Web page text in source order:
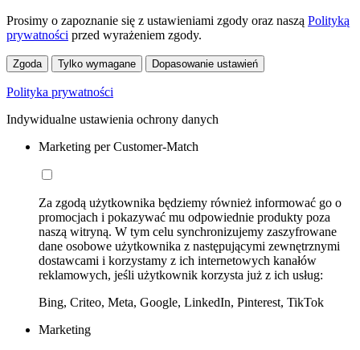
Prosimy o zapoznanie się z ustawieniami zgody oraz naszą Polityką
prywatności przed wyrażeniem zgody.
Zgoda Tylko wymagane Dopasowanie ustawień
Polityka prywatności
Indywidualne ustawienia ochrony danych
Marketing per Customer-Match
Za zgodą użytkownika będziemy również informować go o
promocjach i pokazywać mu odpowiednie produkty poza
naszą witryną. W tym celu synchronizujemy zaszyfrowane
dane osobowe użytkownika z następującymi zewnętrznymi
dostawcami i korzystamy z ich internetowych kanałów
reklamowych, jeśli użytkownik korzysta już z ich usług:
Bing, Criteo, Meta, Google, LinkedIn, Pinterest, TikTok
Marketing